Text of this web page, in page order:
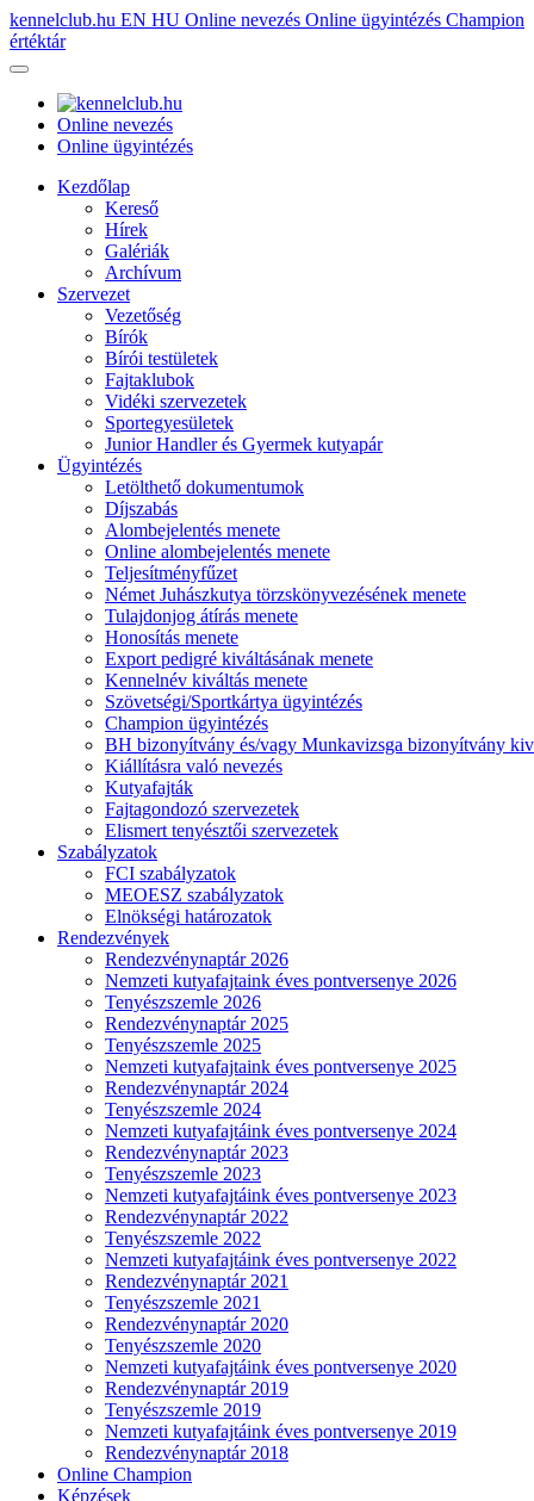
kennelclub.hu EN HU Online nevezés Online ügyintézés Champion
értéktár
Online nevezés
Online ügyintézés
Kezdőlap
Kereső
Hírek
Galériák
Archívum
Szervezet
Vezetőség
Bírók
Bírói testületek
Fajtaklubok
Vidéki szervezetek
Sportegyesületek
Junior Handler és Gyermek kutyapár
Ügyintézés
Letölthető dokumentumok
Díjszabás
Alombejelentés menete
Online alombejelentés menete
Teljesítményfűzet
Német Juhászkutya törzskönyvezésének menete
Tulajdonjog átírás menete
Honosítás menete
Export pedigré kiváltásának menete
Kennelnév kiváltás menete
Szövetségi/Sportkártya ügyintézés
Champion ügyintézés
BH bizonyítvány és/vagy Munkavizsga bizonyítvány
Kiállításra való nevezés
Kutyafajták
Fajtagondozó szervezetek
Elismert tenyésztői szervezetek
Szabályzatok
FCI szabályzatok
MEOESZ szabályzatok
Elnökségi határozatok
Rendezvények
Rendezvénynaptár 2026
Nemzeti kutyafajtaink éves pontversenye 2026
Tenyészszemle 2026
Rendezvénynaptár 2025
Tenyészszemle 2025
Nemzeti kutyafajtaink éves pontversenye 2025
Rendezvénynaptár 2024
Tenyészszemle 2024
Nemzeti kutyafajtáink éves pontversenye 2024
Rendezvénynaptár 2023
Tenyészszemle 2023
Nemzeti kutyafajtáink éves pontversenye 2023
Rendezvénynaptár 2022
Tenyészszemle 2022
Nemzeti kutyafajtáink éves pontversenye 2022
Rendezvénynaptár 2021
Tenyészszemle 2021
Rendezvénynaptár 2020
Tenyészszemle 2020
Nemzeti kutyafajtáink éves pontversenye 2020
Rendezvénynaptár 2019
Tenyészszemle 2019
Nemzeti kutyafajtáink éves pontversenye 2019
Rendezvénynaptár 2018
Online Champion
Képzések